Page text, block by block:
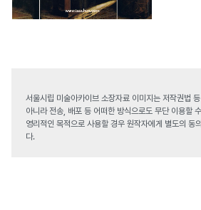
서울시립 미술아카이브 소장자료 이미지는 저작권법
아니라 전송, 배포 등 어떠한 방식으로도 무단 이용할
영리적인 목적으로 사용할 경우 원작자에게 별도의 동
다.